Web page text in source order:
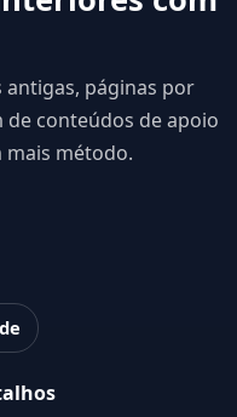
antigas, páginas por
de conteúdos de apoio
mais método.